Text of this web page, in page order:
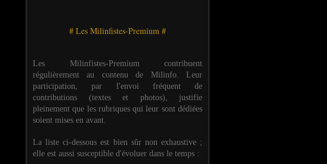
# Les Milinfistes-Premium #
Les Milinfistes-Premium contribuent
régulièrement au contenu de Milinfo. Leur
participation, par l'envoi fréquent de
contributions (textes et photos), justifie
pleinement que les rubriques qui leur sont dédiées
soient mises en avant.
La liste ci-dessous est bien sûr non exhaustive ;
elle est aussi susceptible d'évoluer dans le temps :